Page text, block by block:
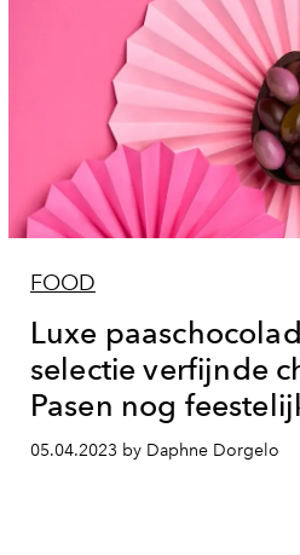
FOOD
Luxe
selectie verfijnde
Pasen nog
05.04.2023 by Daphne Dorgelo